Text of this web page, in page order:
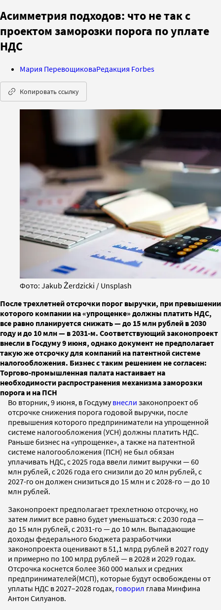
Асимметрия подходов: что не так с
проектом заморозки порога по уплате
НДС
Мария ПеревощиковаРедакция Forbes
Копировать ссылку
Фото: Jakub Żerdzicki / Unsplash
После трехлетней отсрочки порог выручки, при превышении
которого компании на «упрощенке» должны платить НДС,
все равно планируется снижать — до 15 млн рублей в 2030
году и до 10 млн — в 2031-м. Соответствующий законопроект
внесли в Госдуму 9 июня, однако документ не предполагает
такую же отсрочку для компаний на патентной системе
налогообложения. Бизнес с таким решением не согласен:
Торгово-промышленная палата настаивает на
необходимости распространения механизма заморозки
порога и на ПСН
Во вторник, 9 июня, в Госдумувнесли законопроект об
отсрочке снижения порога годовой выручки, после
превышения которого предприниматели на упрощенной
системе налогообложения (УСН) должны платить НДС.
Раньше бизнес на «упрощенке», а также на патентной
системе налогообложения (ПСН) не был обязан
уплачивать НДС, с 2025 года ввели лимит выручки — 60
млн рублей, с 2026 года его снизили до 20 млн рублей, с
2027-го он должен снизиться до 15 млн и с 2028-го — до 10
млн рублей.
Законопроект предполагает трехлетнюю отсрочку, но
затем лимит все равно будет уменьшаться: с 2030 года —
до 15 млн рублей, с 2031-го — до 10 млн. Выпадающие
доходы федерального бюджета разработчики
законопроекта оценивают в 51,1 млрд рублей в 2027 году
и примерно по 100 млрд рублей — в 2028 и 2029 годах.
Отсрочка коснется более 360 000 малых и средних
предпринимателей(МСП), которые будут освобождены от
уплаты НДС в 2027–2028 годах, говорил глава Минфина
Антон Силуанов.